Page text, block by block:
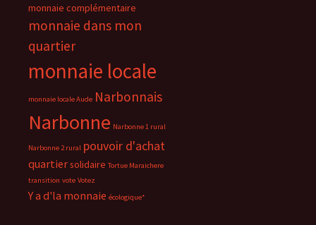
monnaie complémentaire
monnaie dans mon
quartier
monnaie locale
monnaie locale Aude Narbonnais
Narbonne Narbonne 1 rural
Narbonne 2 rural pouvoir d'achat
quartiersolidaire Tortue Maraichere
transition vote Votez
Y a d'la monnaie écologique*